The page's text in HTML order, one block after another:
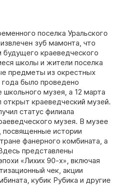
поселка Уральского
зуб мамонта, что
краеведческого
школы и жители поселка
предметы из окрестных
было проведено
музея, а 12 марта
открыт краеведческий музей.
статус филиала
музея. В музее
посвященные истории
фанерного комбината, а
представлены
«Лихих 90-х», включая
чек, акции
кубик Рубика и другие